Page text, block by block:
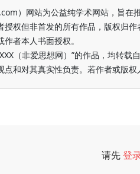
）网站为公益纯学术网站，旨在
授权但非首发的所有作品，版权归
者本人书面授权。
（非爱思想网）”的作品，均转
点和对其真实性负责。若作者或版权
请先登